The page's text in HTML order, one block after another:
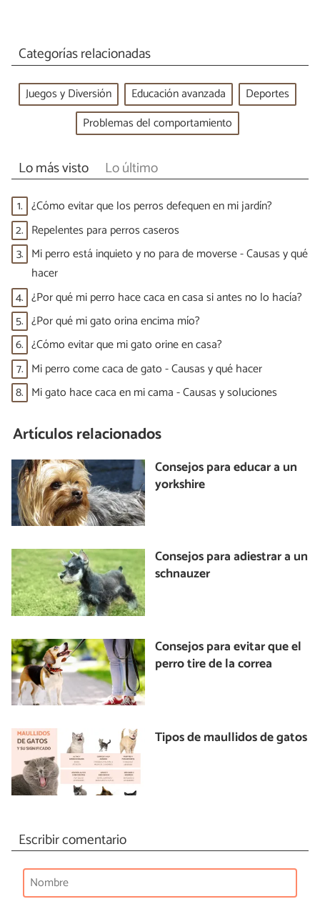
Categorías relacionadas
Juegos y Diversión Educación avanzada
Deportes
Problemas del comportamiento
Lo más visto Lo último
1. ¿Cómo evitar que los perros defequen en mi jardín?
2. Repelentes para perros caseros
3. Mi perro está inquieto y no para de moverse - Causas y qué
hacer
4. ¿Por qué mi perro hace caca en casa si antes no lo hacía?
5. ¿Por qué mi gato orina encima mío?
6. ¿Cómo evitar que mi gato orine en casa?
7. Mi perro come caca de gato - Causas y qué hacer
8. Mi gato hace caca en mi cama - Causas y soluciones
Artículos relacionados
Consejos para educar a un
yorkshire
Consejos para adiestrar a un
schnauzer
Consejos para evitar que el
perro tire de la correa
Tipos de maullidos de gatos
Escribir comentario